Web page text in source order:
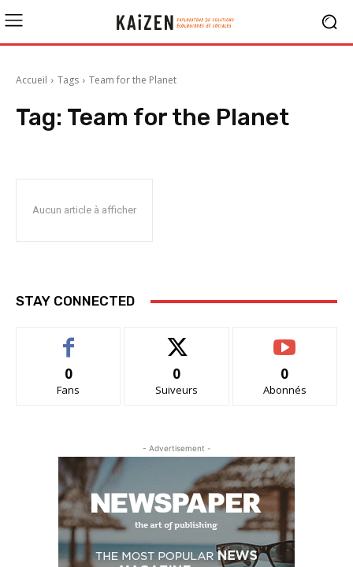
Accueil Tags Team for the Planet
Tag: Team for the Planet
Aucun article à afficher
STAY CONNECTED
0
Fans
0
Suiveurs
0
Abonnés
- Advertisement -